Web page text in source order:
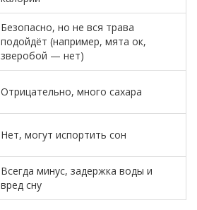
Безопасно, но не вся трава
подойдёт (например, мята ок,
зверобой — нет)
Отрицательно, много сахара
Нет, могут испортить сон
Всегда минус, задержка воды и
вред сну